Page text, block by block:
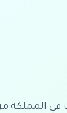
في المملكة